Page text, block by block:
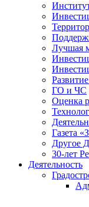
Лучшая
ГО и ЧС
Оценка
Газета
Другое
30-лет
Деятельность